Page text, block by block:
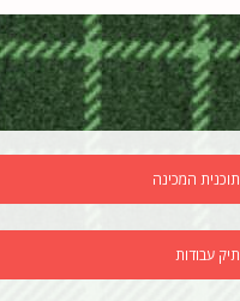
תוכנית המכינה
תיק עבודות